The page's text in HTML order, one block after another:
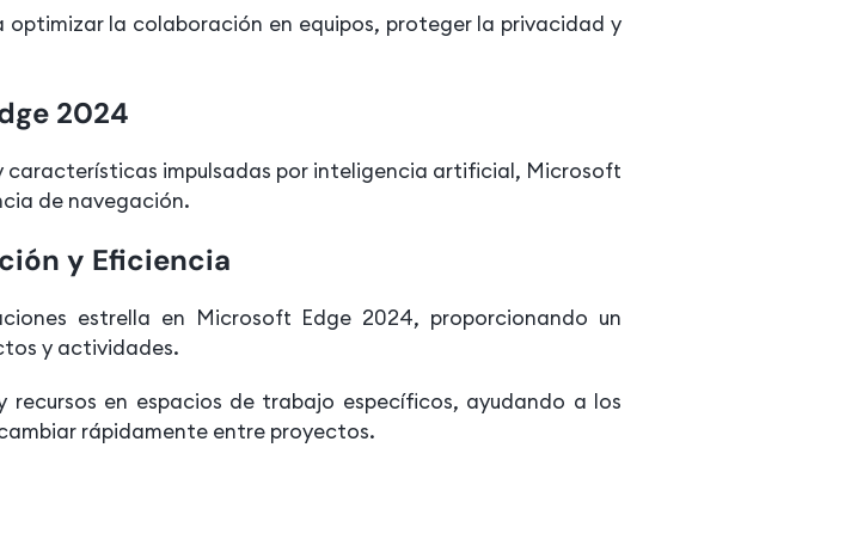
la colaboración en equipos, proteger la privacidad y
2024
características impulsadas por inteligencia artificial, Microsoft
de navegación.
y Eficiencia
estrella en Microsoft Edge 2024, proporcionando un
y actividades.
en espacios de trabajo específicos, ayudando a los
rápidamente entre proyectos.